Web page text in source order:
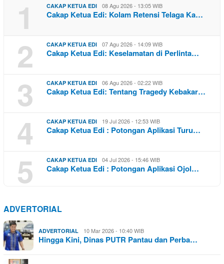
1 CAKAP KETUA EDI 08 Agu 2026 - 13:05 WIB
Cakap Ketua Edi: Kolam Retensi Telaga Ka…
2 CAKAP KETUA EDI 07 Agu 2026 - 14:09 WIB
Cakap Ketua Edi: Keselamatan di Perlinta…
3 CAKAP KETUA EDI 06 Agu 2026 - 02:22 WIB
Cakap Ketua Edi: Tentang Tragedy Kebakar…
4 CAKAP KETUA EDI 19 Jul 2026 - 12:53 WIB
Cakap Ketua Edi : Potongan Aplikasi Turu…
5 CAKAP KETUA EDI 04 Jul 2026 - 15:46 WIB
Cakap Ketua Edi : Potongan Aplikasi Ojol…
ADVERTORIAL
ADVERTORIAL 10 Mar 2026 - 10:40 WIB
Hingga Kini, Dinas PUTR Pantau dan Perba…